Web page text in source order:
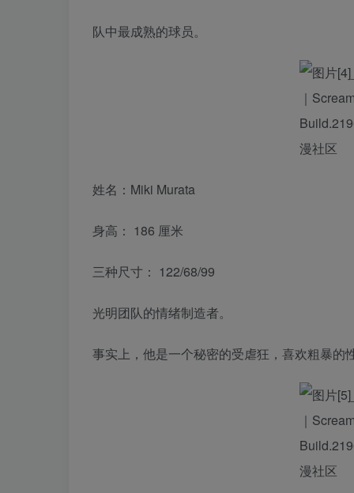
队中最成熟的球员。
姓名：Miki Murata
身高： 186 厘米
三种尺寸： 122/68/99
光明团队的情绪制造者。
事实上，他是一个秘密的受虐狂，喜欢粗暴的